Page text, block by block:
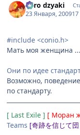
niiro dzyaki
23 Января, 200917
#include <conio.h>
Мать моя женщина
Они по идее
Возможно,
по стандарту.
[ Last Exile ] [ Моран
Teams [奇跡を信じて